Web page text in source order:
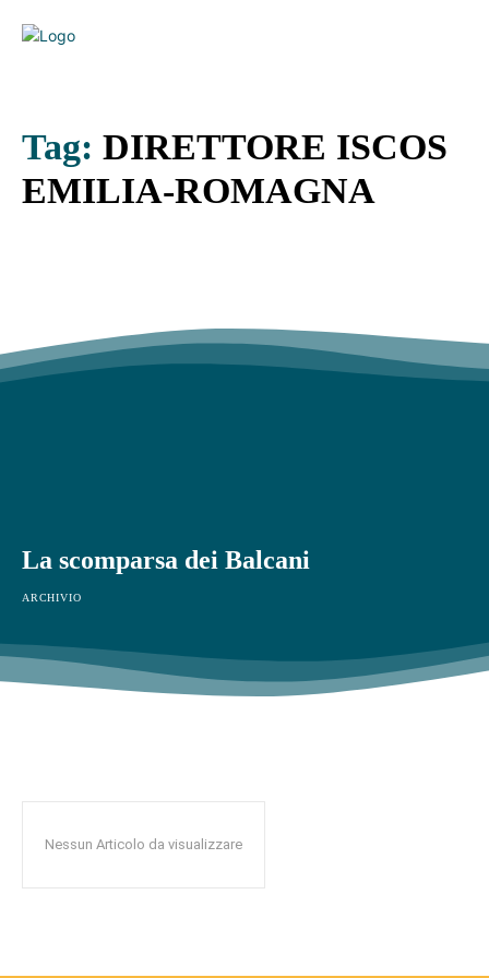
Tag: DIRETTORE ISCOS
EMILIA-ROMAGNA
La scomparsa dei Balcani
ARCHIVIO
Nessun Articolo da visualizzare